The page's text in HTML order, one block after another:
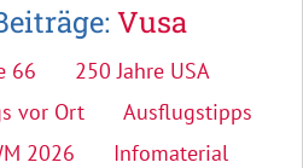
Vusa
66
250 Jahre USA
vor Ort
Ausflugstipps
2026
Infomaterial